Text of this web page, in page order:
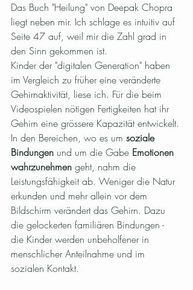
Das Buch "Heilung" von Deepak Chopra
liegt neben mir. Ich schlage es intuitiv auf
Seite 47 auf, weil mir die Zahl grad in
den Sinn gekommen ist.
Kinder der "digitalen Generation" haben
im Vergleich zu früher eine veränderte
Gehirnaktivität, liese ich. Für die beim
Videospielen nötigen Fertigkeiten hat ihr
Gehirn eine grössere Kapazität entwickelt.
In den Bereichen, wo es um soziale
Bindungen und um die Gabe Emotionen
wahrzunehmen geht, nahm die
Leistungsfähigkeit ab. Weniger die Natur
erkunden und mehr allein vor dem
Bildschirm verändert das Gehirn. Dazu
die gelockerten familiären Bindungen -
die Kinder werden unbeholfener in
menschlicher Anteilnahme und im
sozialen Kontakt.